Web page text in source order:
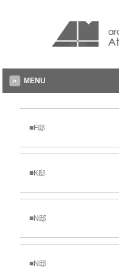
MENU
■F邸
■K邸
■N邸
■N邸